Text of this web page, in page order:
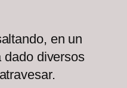
en un
dado diversos